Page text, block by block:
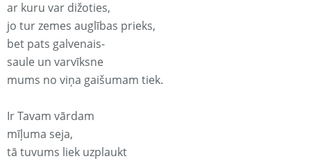
ar kuru var dižoties,
jo tur zemes auglības prieks,
bet pats galvenais-
saule un varvīksne
mums no viņa gaišumam tiek.
Ir Tavam vārdam
mīļuma seja,
tā tuvums liek uzplaukt